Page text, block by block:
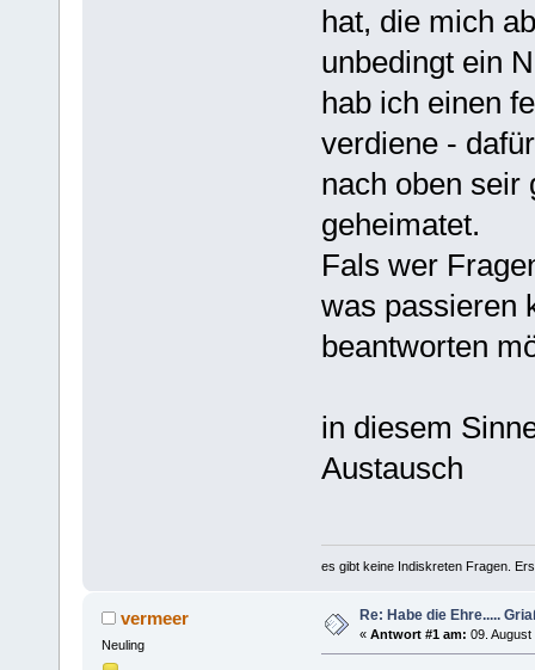
hat, die mich
unbedingt ein
hab ich einen
verdiene -
nach oben
geheimatet.
Fals wer
was passieren
beantworten
in diesem
Austausch
es gibt keine Indiskreten Fragen.
vermeer
Neuling
Re: Habe die Ehre.....
« Antwort #1 am: 09.